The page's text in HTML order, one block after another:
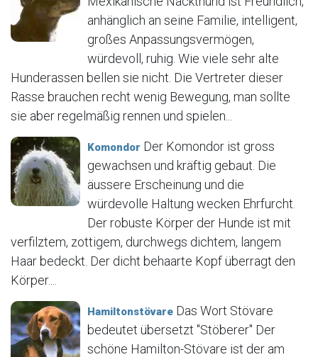
anhänglich an seine Familie, intelligent,
großes Anpassungsvermögen,
würdevoll, ruhig. Wie viele sehr alte
Hunderassen bellen sie nicht. Die Vertreter dieser
Rasse brauchen recht wenig Bewegung, man sollte
sie aber regelmäßig rennen und spielen...
Komondor Der Komondor ist gross
gewachsen und kräftig gebaut. Die
äussere Erscheinung und die
würdevolle Haltung wecken Ehrfurcht.
Der robuste Körper der Hunde ist mit
verfilztem, zottigem, durchwegs dichtem, langem
Haar bedeckt. Der dicht behaarte Kopf überragt den
Körper....
Hamiltonstövare Das Wort Stövare
bedeutet übersetzt "Stöberer" Der
schöne Hamilton-Stövare ist der am